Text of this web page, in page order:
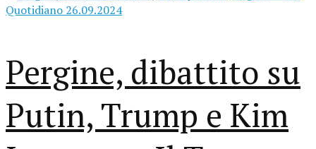
Pergine, dibattito su
Putin, Trump e Kim